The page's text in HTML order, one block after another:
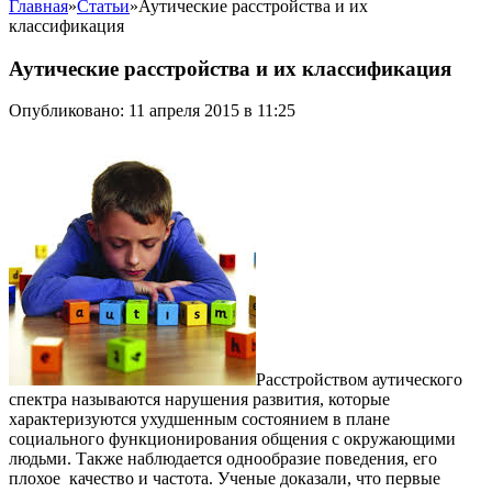
Главная»Статьи»Аутические расстройства и их
классификация
Аутические расстройства и их классификация
Опубликовано: 11 апреля 2015 в 11:25
Расстройством аутического
спектра называются нарушения развития, которые
характеризуются ухудшенным состоянием в плане
социального функционирования общения с окружающими
людьми. Также наблюдается однообразие поведения, его
плохое качество и частота. Ученые доказали, что первые